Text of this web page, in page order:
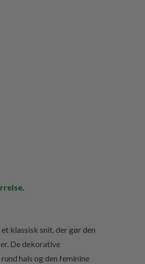
klassisk snit, der gør den
De dekorative
hals og den feminine